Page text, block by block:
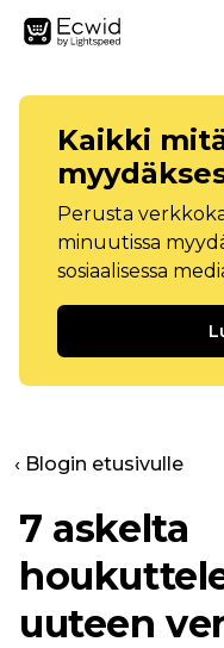
Kaikki
Perusta
minuutissa
sosiaalisessa
‹ Blogin etusivulle
7 askelta
uuteen